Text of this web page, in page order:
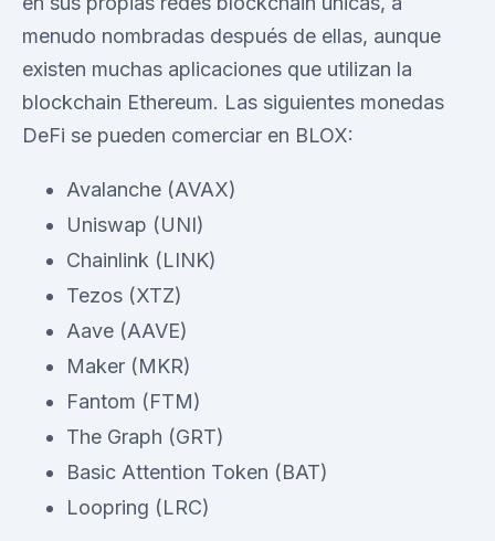
menudo nombradas después de ellas, aunque
existen muchas aplicaciones que utilizan la
blockchain Ethereum. Las siguientes monedas
DeFi se pueden comerciar en BLOX:
Avalanche (AVAX)
Uniswap (UNI)
Chainlink (LINK)
Tezos (XTZ)
Aave (AAVE)
Maker (MKR)
Fantom (FTM)
The Graph (GRT)
Basic Attention Token (BAT)
Loopring (LRC)